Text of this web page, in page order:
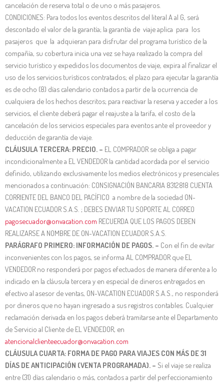
cancelación de reserva total o de uno o más pasajeros.
CONDICIONES: Para todos los eventos descritos del literal A al G, será
descontado el valor de la garantía; la garantía de viaje aplica para los
pasajeros que la adquieran para disfrutar del programa turístico de la
compañía, su cobertura inicia una vez se haya realizado la compra del
servicio turístico y expedidos los documentos de viaje, expira al finalizar el
uso de los servicios turísticos contratados; el plazo para ejecutar la garantía
es de ocho (8) días calendario contados a partir de la ocurrencia de
cualquiera de los hechos descritos; para reactivar la reserva y acceder a los
servicios, el cliente deberá pagar el reajuste a la tarifa, el costo de la
cancelación de los servicios especiales para eventos ante el proveedor y
deducción de garantía de viaje.
CLÁUSULA TERCERA: PRECIO. – EL COMPRADOR se obliga a pagar
incondicionalmente a EL VENDEDOR la cantidad acordada por el servicio
definido, utilizando exclusivamente los medios electrónicos y presenciales
mencionados a continuación: CONSIGNACIÓN BANCARIA 8312818 CUENTA
CORRIENTE DEL BANCO DEL PACÍFICO a nombre de la sociedad ON-
VACATION ECUADOR S.A.S. ; DEBES ENVIAR TU SOPORTE AL CORREO
pagosecuador@onvacation.com RECUERDA QUE LOS PAGOS DEBEN
REALIZARSE A NOMBRE DE ON-VACATION ECUADOR S.A.S.
PARÁGRAFO PRIMERO: INFORMACIÓN DE PAGOS. – Con el fin de evitar
inconvenientes con los pagos, se informa AL COMPRADOR que EL
VENDEDOR no responderá por pagos efectuados de manera diferente a lo
indicado en la cláusula tercera y en especial de dineros entregados en
efectivo al asesor de ventas, ON-VACATION ECUADOR S.A.S., no responderá
por dineros que no hayan ingresado a sus registros contables. Cualquier
reclamación derivada en los pagos deberá tramitarse ante el Departamento
de Servicio al Cliente de EL VENDEDOR, en
atencionalclienteecuador@onvacation.com
CLÁUSULA CUARTA: FORMA DE PAGO PARA VIAJES CON MÁS DE 31
DÍAS DE ANTICIPACIÓN (VENTA PROGRAMADA). – Si el viaje se realiza
entre (31) días calendario o más, contados a partir del perfeccionamiento